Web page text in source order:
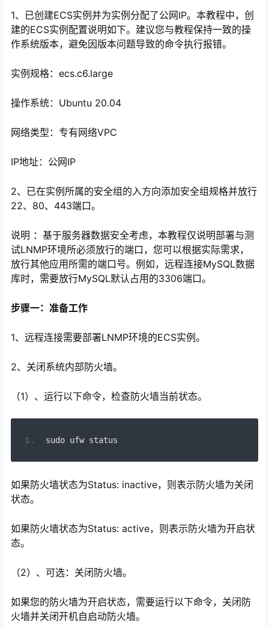
1、已创建ECS实例并为实例分配了公网IP。本教程中，创
建的ECS实例配置说明如下。建议您与教程保持一致的操
作系统版本，避免因版本问题导致的命令执行报错。
实例规格：ecs.c6.large
操作系统：Ubuntu 20.04
网络类型：专有网络VPC
IP地址：公网IP
2、已在实例所属的安全组的入方向添加安全组规格并放行
22、80、443端口。
说明 ：基于服务器数据安全考虑，本教程仅说明部署与测
试LNMP环境所必须放行的端口，您可以根据实际需求，
放行其他应用所需的端口号。例如，远程连接MySQL数据
库时，需要放行MySQL默认占用的3306端口。
步骤一：准备工作
1、远程连接需要部署LNMP环境的ECS实例。
2、关闭系统内部防火墙。
（1）、运行以下命令，检查防火墙当前状态。
sudo ufw status
如果防火墙状态为Status: inactive，则表示防火墙为关闭
状态。
如果防火墙状态为Status: active，则表示防火墙为开启状
态。
（2）、可选：关闭防火墙。
如果您的防火墙为开启状态，需要运行以下命令，关闭防
火墙并关闭开机自启动防火墙。